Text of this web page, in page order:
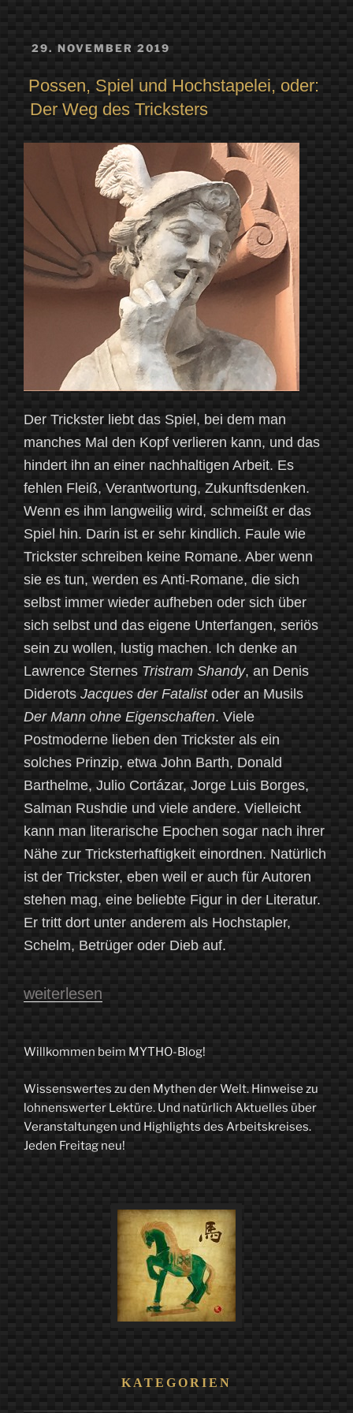
VERÖFFENTLICHT
29. NOVEMBER 2019
Possen, Spiel und Hochstapelei, oder:
Der Weg des Tricksters
Der Trickster liebt das Spiel, bei dem man
manches Mal den Kopf verlieren kann, und das
hindert ihn an einer nachhaltigen Arbeit. Es
fehlen Fleiß, Verantwortung, Zukunftsdenken.
Wenn es ihm langweilig wird, schmeißt er das
Spiel hin. Darin ist er sehr kindlich. Faule wie
Trickster schreiben keine Romane. Aber wenn
sie es tun, werden es Anti-Romane, die sich
selbst immer wieder aufheben oder sich über
sich selbst und das eigene Unterfangen, seriös
sein zu wollen, lustig machen. Ich denke an
Lawrence Sternes Tristram Shandy, an Denis
Diderots Jacques der Fatalistoder an Musils
Der Mann ohne Eigenschaften. Viele
Postmoderne lieben den Trickster als ein
solches Prinzip, etwa John Barth, Donald
Barthelme, Julio Cortázar, Jorge Luis Borges,
Salman Rushdie und viele andere. Vielleicht
kann man literarische Epochen sogar nach ihrer
Nähe zur Tricksterhaftigkeit einordnen. Natürlich
ist der Trickster, eben weil er auch für Autoren
stehen mag, eine beliebte Figur in der Literatur.
Er tritt dort unter anderem als Hochstapler,
Schelm, Betrüger oder Dieb auf.
„Possen,
und
oder:
Der
Weg
weiterlesen
Willkommen beim MYTHO-Blog!
Wissenswertes zu den Mythen der Welt. Hinweise zu
lohnenswerter Lektüre. Und natürlich Aktuelles über
Veranstaltungen und Highlights des Arbeitskreises.
Jeden Freitag neu!
KATEGORIEN